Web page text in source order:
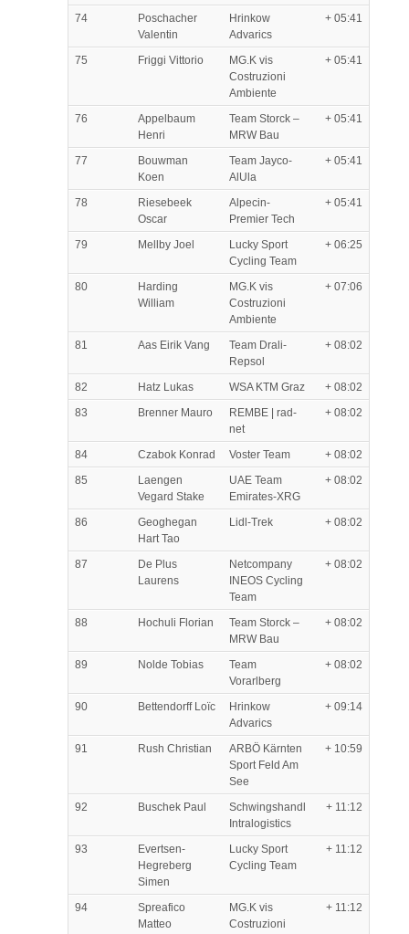
74
Poschacher
Valentin
Hrinkow
Advarics
+ 05:41
75 Friggi Vittorio
MG.K vis
Costruzioni
Ambiente
+ 05:41
76
Appelbaum
Henri
Team Storck –
MRW Bau
+ 05:41
77
Bouwman
Koen
Team Jayco-
AlUla
+ 05:41
78
Riesebeek
Oscar
Alpecin-
Premier Tech
+ 05:41
79 Mellby Joel
Lucky Sport
Cycling Team
+ 06:25
80
Harding
William
MG.K vis
Costruzioni
Ambiente
+ 07:06
81 Aas Eirik Vang
Team Drali-
Repsol
+ 08:02
82 Hatz Lukas WSA KTM Graz
+ 08:02
83
Brenner Mauro
REMBE | rad-
net
+ 08:02
84 Czabok Konrad Voster Team
+ 08:02
85
Laengen
Vegard Stake
UAE Team
Emirates-XRG
+ 08:02
86
Geoghegan
Hart Tao
Lidl-Trek + 08:02
87
De Plus
Laurens
Netcompany
INEOS Cycling
Team
+ 08:02
88 Hochuli Florian
Team Storck –
MRW Bau
+ 08:02
89 Nolde Tobias
Team
Vorarlberg
+ 08:02
90 Bettendorff Loïc
Hrinkow
Advarics
+ 09:14
91 Rush Christian
ARBÖ Kärnten
Sport Feld Am
See
+ 10:59
92 Buschek Paul
Schwingshandl
Intralogistics
+ 11:12
93
Evertsen-
Hegreberg
Simen
Lucky Sport
Cycling Team
+ 11:12
94
Spreafico
Matteo
MG.K vis
Costruzioni
+ 11:12